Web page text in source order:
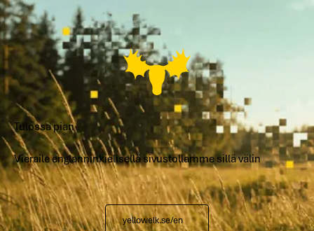
Tulossa pian
Vieraile englanninkielisellä sivustollamme sillä välin
yellowelk.se/en